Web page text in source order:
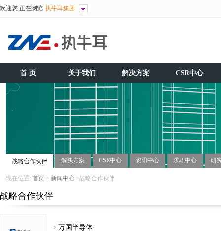
欢迎您 正在浏览 执牛耳集团
首 页 关于我们 解决方案 CSR中心
战略合作伙伴 解决方案 CSR中心 资讯中心 求职中心 研
现在位置: 首页 > 新闻中心 >战略合作伙伴
战略合作伙伴
万国半导体